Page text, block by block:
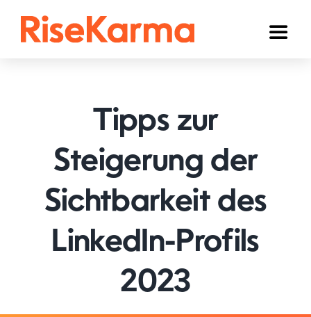
Toggle
YouTube
Twitter (𝕏)
Anderen
Tipps zur
Steigerung der
Sichtbarkeit des
LinkedIn-Profils
2023